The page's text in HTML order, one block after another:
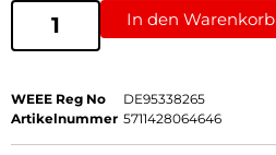
In den Warenkorb
WEEE Reg No
DE95338265
Artikelnummer 5711428064646